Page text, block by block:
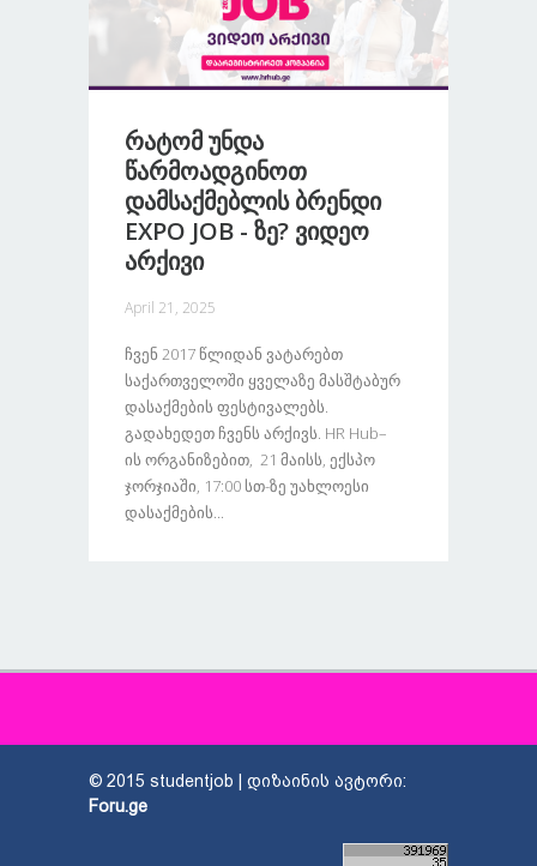
Რატომ Უნდა
Წარმოადგინოთ
Დამსაქმებლის Ბრენდი
EXPO JOB - Ზე? Ვიდეო
Არქივი
April 21, 2025
Ჩვენ 2017 Წლიდან Ვატარებთ
Საქართველოში Ყველაზე Მასშტაბურ
Დასაქმების Ფესტივალებს.
Გადახედეთ Ჩვენს Არქივს. HR Hub–
Ის Ორგანიზებით, 21 Მაისს, Ექსპო
Ჯორჯიაში, 17:00 Სთ-Ზე Უახლოესი
Დასაქმების...
© 2015 studentjob | დიზაინის ავტორი:
Foru.ge